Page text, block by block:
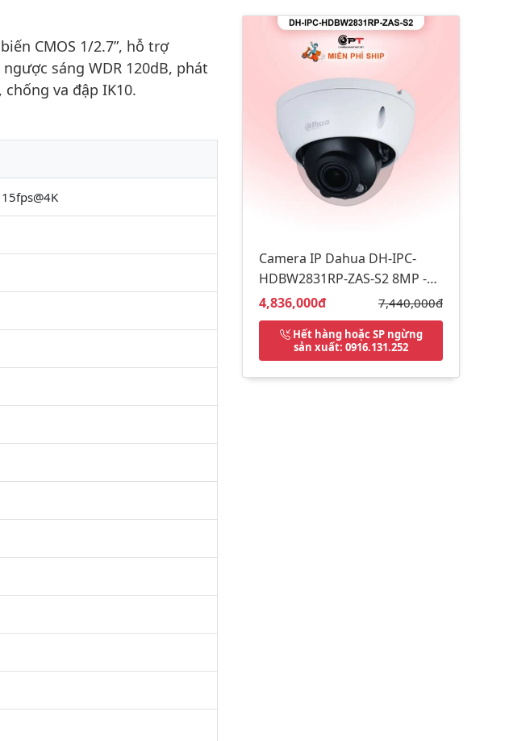
CMOS 1/2.7”, hỗ trợ
sáng WDR 120dB, phát
va đập IK10.
Camera IP Dahua DH-IPC-
HDBW2831RP-ZAS-S2 8MP -
motorized, có thu âm
Giá bán:
4,836,000đ Giá gốc:
7,440,000đ
Hết hàng hoặc SP ngừng
sản xuất: 0916.131.252